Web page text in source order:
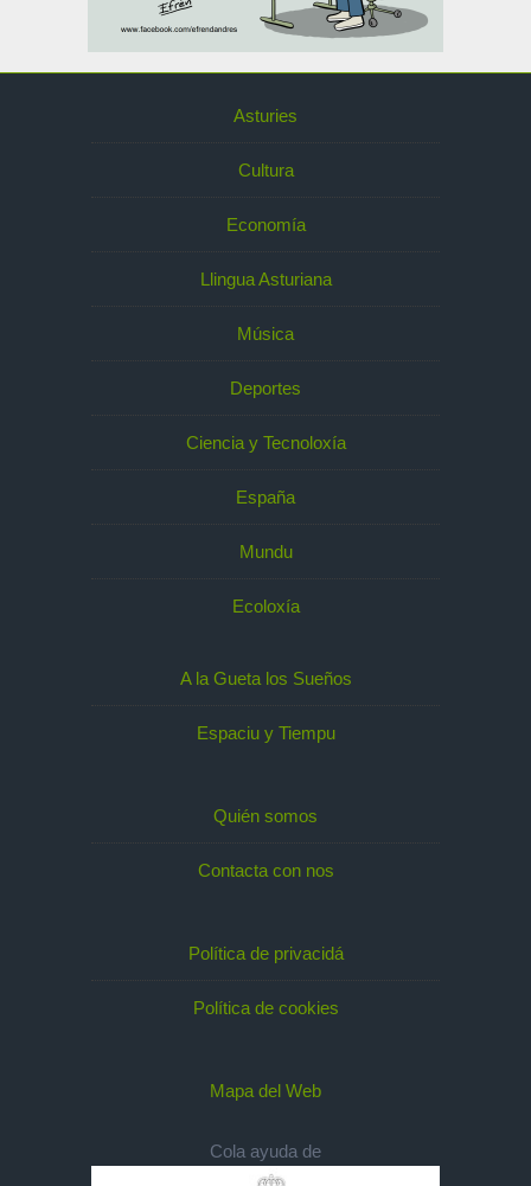
Asturies
Cultura
Economía
Llingua Asturiana
Música
Deportes
Ciencia y Tecnoloxía
España
Mundu
Ecoloxía
A la Gueta los Sueños
Espaciu y Tiempu
Quién somos
Contacta con nos
Política de privacidá
Política de cookies
Mapa del Web
Cola ayuda de